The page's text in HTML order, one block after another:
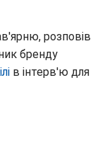
розповів
бренду
в інтерв'ю для